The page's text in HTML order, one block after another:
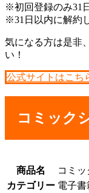
※初回登録のみ31
※31日以内に解約
気になる方は是非
い！
公式サイトはこち
コミック
商品名
コミ
カテゴリー 電子書